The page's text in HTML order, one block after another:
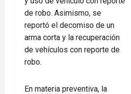
de robo. Asimismo, se
reportó el decomiso de un
arma corta y la recuperación
de vehículos con reporte de
robo.
En materia preventiva, la